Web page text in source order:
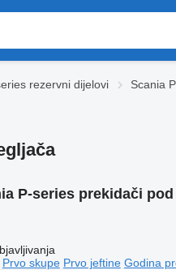
rezervni dijelovi Scania
P-series prekidači
Prvo skupe Prvo jeftine Godina